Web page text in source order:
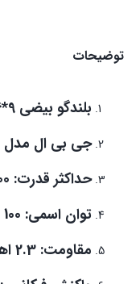
توضیحات
بلندگو بیضی 9*6
جی بی ال مدل 963
حداکثر قدرت: 300 وات RMS
توان اسمی: 100 وات
مقاومت: 2.3 اهم